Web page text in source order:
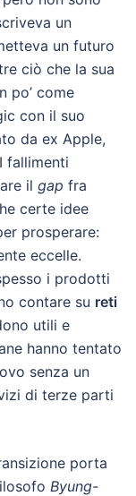
un
un futuro
ciò che la sua
po’ come
con il suo
da ex Apple,
fallimenti
il gap fra
certe idee
prosperare:
eccelle.
i prodotti
contare su reti
utili e
hanno tentato
senza un
di terze parti
porta
Byung-